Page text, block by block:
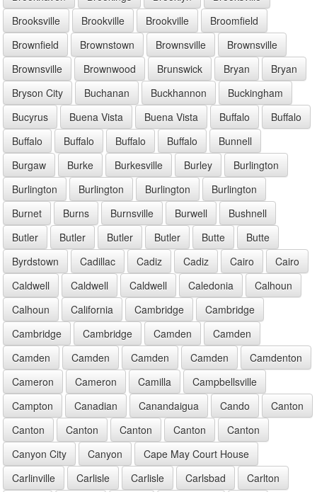
Brooksville
Brookville Brookville
Broomfield
Brownfield
Brownstown Brownsville
Brownsville
Brownsville
Brownwood Brunswick Bryan
Bryan
Bryson City
Buchanan Buckhannon
Buckingham
Bucyrus
Buena Vista Buena Vista Buffalo
Buffalo
Buffalo
Buffalo Buffalo Buffalo
Bunnell
Burgaw
Burke Burkesville Burley
Burlington
Burlington
Burlington Burlington
Burlington
Burnet
Burns Burnsville Burwell
Bushnell
Butler
Butler Butler Butler Butte
Butte
Byrdstown
Cadillac Cadiz Cadiz Cairo
Cairo
Caldwell
Caldwell Caldwell Caledonia
Calhoun
Calhoun
California Cambridge
Cambridge
Cambridge
Cambridge Camden
Camden
Camden
Camden Camden Camden
Camdenton
Cameron
Cameron Camilla
Campbellsville
Campton
Canadian Canandaigua Cando
Canton
Canton
Canton Canton Canton
Canton
Canyon City
Canyon
Cape May Court House
Carlinville
Carlisle Carlisle Carlsbad Carlton